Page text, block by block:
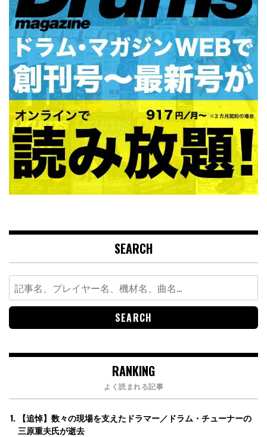
SEARCH
Search
for:
RANKING
よく読まれる記事
【追悼】数々の現場を支えたドラマー／ドラム・チューナーの
三原重夫氏が逝去